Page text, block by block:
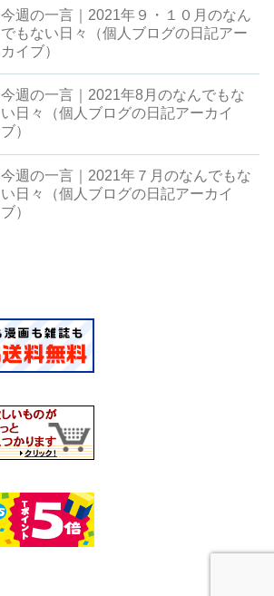
今週の一言｜2021年９・１０月のなん
でもない日々（個人ブログの日記アー
カイブ）
今週の一言｜2021年8月のなんでもな
い日々（個人ブログの日記アーカイ
ブ）
今週の一言｜2021年７月のなんでもな
い日々（個人ブログの日記アーカイ
ブ）